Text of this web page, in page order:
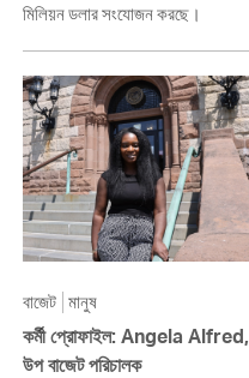
মিলিয়ন ডলার সংযোজন করছে।
বাজেট মানুষ
কর্মী প্রোফাইল: Angela Alfred,
উপ বাজেট পরিচালক